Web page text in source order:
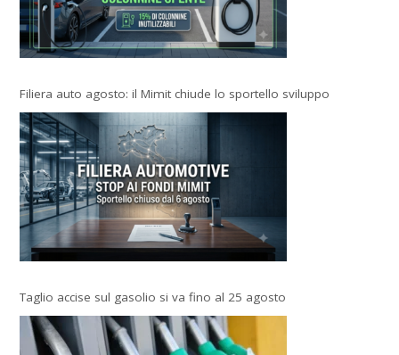
Filiera auto agosto: il Mimit chiude lo sportello sviluppo
Taglio accise sul gasolio si va fino al 25 agosto